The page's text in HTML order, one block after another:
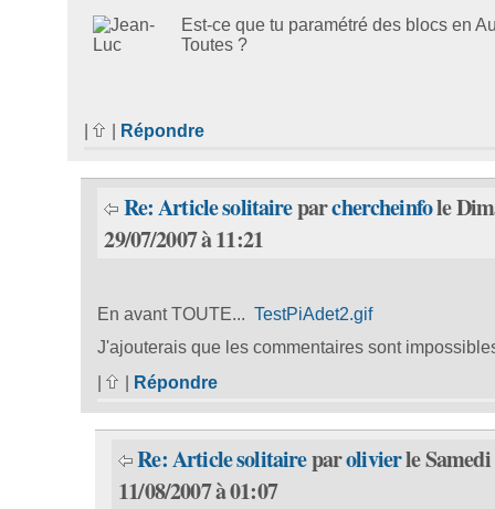
Est-ce que tu paramétré des blocs en
Toutes ?
Répondre
Re: Article solitaireparchercheinfole
29/07/2007 à 11:21
En avant TOUTE...TestPiAdet2.gif
J'ajouterais que les commentaires sont
|
Répondre
Re: Article solitaireparolivierle Samedi
11/08/2007 à 01:07